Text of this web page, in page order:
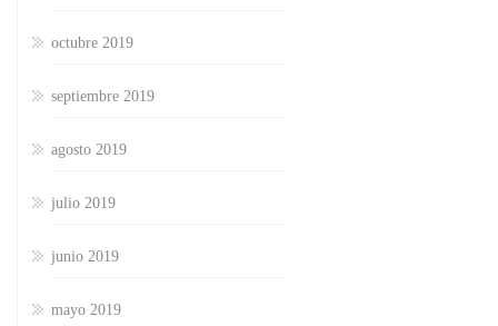
octubre 2019
septiembre 2019
agosto 2019
julio 2019
junio 2019
mayo 2019